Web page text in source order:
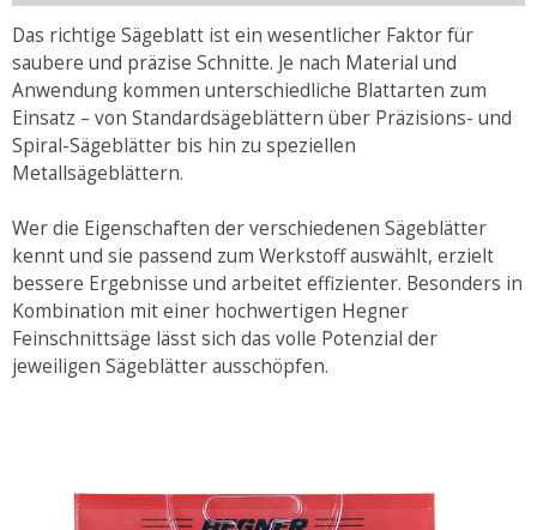
Das richtige Sägeblatt ist ein wesentlicher Faktor für
saubere und präzise Schnitte. Je nach Material und
Anwendung kommen unterschiedliche Blattarten zum
Einsatz – von Standardsägeblättern über Präzisions- und
Spiral-Sägeblätter bis hin zu speziellen
Metallsägeblättern.
Wer die Eigenschaften der verschiedenen Sägeblätter
kennt und sie passend zum Werkstoff auswählt, erzielt
bessere Ergebnisse und arbeitet effizienter. Besonders in
Kombination mit einer hochwertigen Hegner
Feinschnittsäge lässt sich das volle Potenzial der
jeweiligen Sägeblätter ausschöpfen.